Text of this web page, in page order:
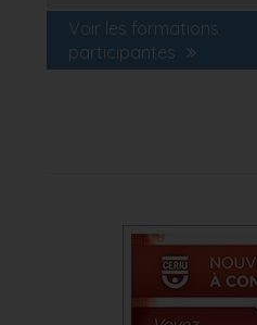
Voir les formations
participantes